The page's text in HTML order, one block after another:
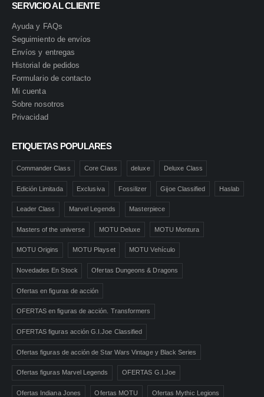
SERVICIO AL CLIENTE
Ayuda y FAQs
Seguimiento de envíos
Envíos y entregas
Historial de pedidos
Formulario de contacto
Mi cuenta
Sobre nosotros
Privacidad
ETIQUETAS POPULARES
Commander Class Core Class deluxe Deluxe Class
Edición Limitada Exclusiva Fossilizer Gijoe Classified Haslab
Leader Class Marvel Legends Masterpiece
Masters of the universe MOTU Deluxe MOTU Montura
MOTU Origins MOTU Playset MOTU Vehículo
Novedades En Stock Ofertas Dungeons & Dragons
Ofertas en figuras de acción
OFERTAS en figuras de acción. Transformers
OFERTAS figuras acción G.I.Joe Classified
Ofertas figuras de acción de Star Wars Vintage y Black Series
Ofertas figuras Marvel Legends OFERTAS G.I.Joe
Ofertas Indiana Jones Ofertas MOTU Ofertas Mythic Legions